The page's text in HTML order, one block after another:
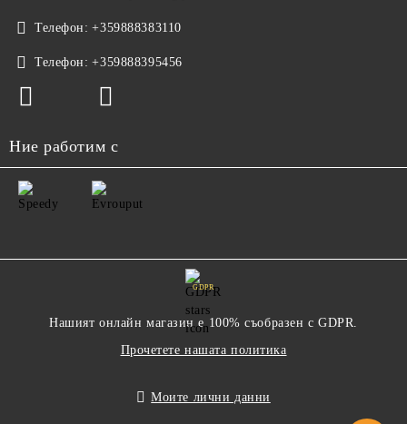
Телефон: +359888383110
Телефон: +359888395456
Ние работим с
GDPR
Нашият онлайн магазин е 100% съобразен с GDPR.
Прочетете нашата политика
Моите лични данни